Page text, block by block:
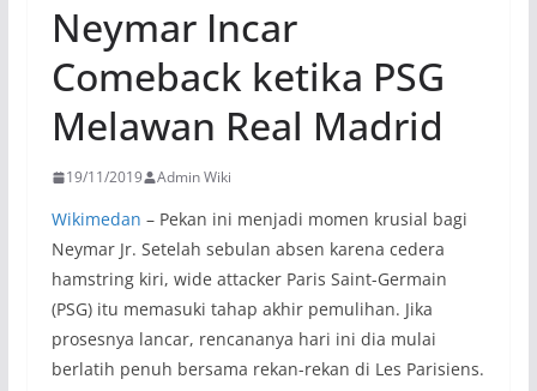
Neymar Incar
Comeback ketika PSG
Melawan Real Madrid
19/11/2019 Admin Wiki
Wikimedan – Pekan ini menjadi momen krusial bagi
Neymar Jr. Setelah sebulan absen karena cedera
hamstring kiri, wide attacker Paris Saint-Germain
(PSG) itu memasuki tahap akhir pemulihan. Jika
prosesnya lancar, rencananya hari ini dia mulai
berlatih penuh bersama rekan-rekan di Les Parisiens.